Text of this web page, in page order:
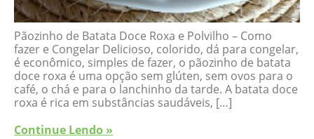
Pãozinho de Batata Doce Roxa e Polvilho – Como
fazer e Congelar Delicioso, colorido, dá para congelar,
é econômico, simples de fazer, o pãozinho de batata
doce roxa é uma opção sem glúten, sem ovos para o
café, o chá e para o lanchinho da tarde. A batata doce
roxa é rica em substâncias saudáveis, […]
Continue Lendo »